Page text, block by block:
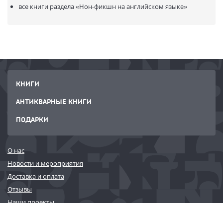
все книги раздела«Нон-фикшн на английском языке»
КНИГИ
АНТИКВАРНЫЕ КНИГИ
ПОДАРКИ
О нас
Новости и мероприятия
Доставка и оплата
Отзывы